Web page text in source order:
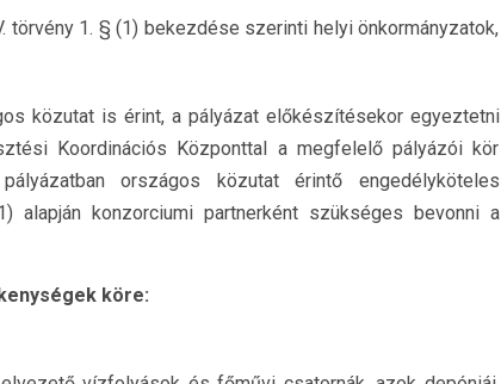
törvény 1. § (1) bekezdése szerinti helyi önkormányzatok,
közutat is érint, a pályázat előkészítésekor egyeztetni
Koordinációs Központtal a megfelelő pályázói kör
országos közutat érintő engedélyköteles
konzorciumi partnerként szükséges bevonni a
köre: